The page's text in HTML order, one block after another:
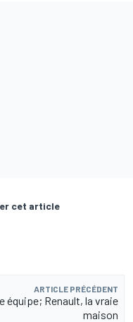
cet article
ARTICLE PRÉCÉDENT
équipe; Renault, la vraie
maison